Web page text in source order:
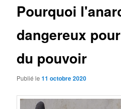
Pourquoi
dangereux
du pouvoir
Publié le11 octobre 2020